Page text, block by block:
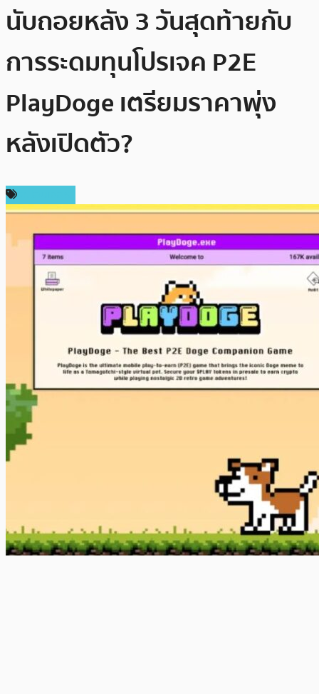
นับถอยหลัง 3 วันสุดท้ายกับ
การระดมทุนโปรเจค P2E
PlayDoge เตรียมราคาพุ่ง
หลังเปิดตัว?